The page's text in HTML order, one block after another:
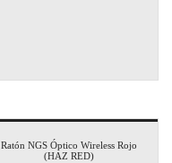
Ratón NGS Óptico Wireless Rojo
(HAZ RED)